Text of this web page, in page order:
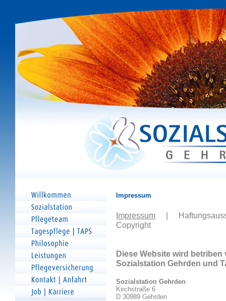
Impressum
Impressum |
Copyright
Diese Website wird betriben
Sozialstation Gehrden und
Sozialstation Gehrden
Kirchstraße 6
D 30989 Gehrden